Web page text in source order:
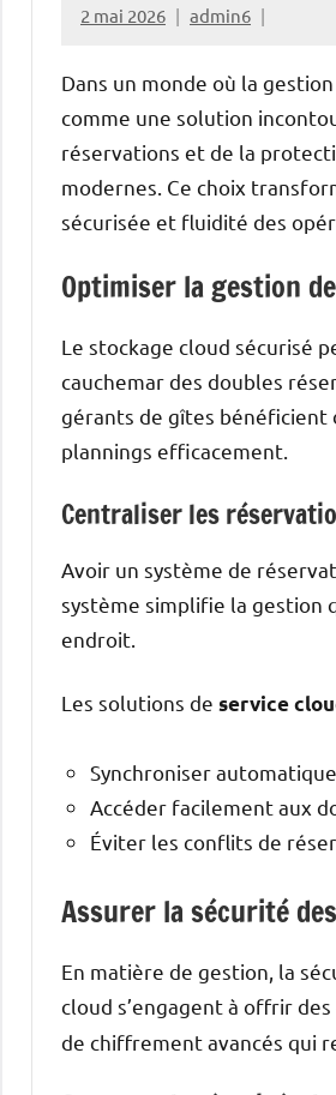
2 mai 2026 admin6
Dans un monde où la
comme une solution
réservations et de la
modernes. Ce choix
sécurisée et fluidité des
Optimiser la gestion
Le stockage cloud sécurisé
cauchemar des doubles
gérants de gîtes bénéficient
plannings efficacement.
Centraliser les
Avoir un système de
système simplifie la gestion
endroit.
Les solutions de service
Synchroniser
Accéder facilement aux
Éviter les conflits de
Assurer la sécurité
En matière de gestion, la
cloud s’engagent à offrir
de chiffrement avancés qui